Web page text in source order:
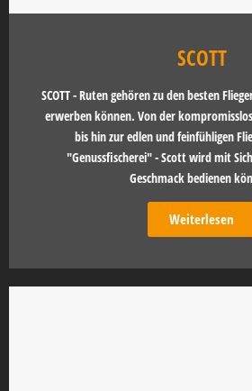
SCOTT
SCOTT - Ruten gehören zu den besten
erwerben können. Von der
bis hin zur edlen und feinfühligen
"Genussfischerei" - Scott wird mit
Geschmack bedienen
Weiterlesen